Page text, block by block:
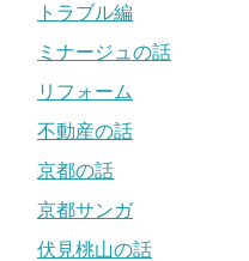
トラブル編
ミナージュの話
リフォーム
不動産の話
京都の話
京都サンガ
伏見桃山の話